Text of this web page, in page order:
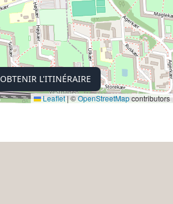
Leaflet |©OpenStreetMapcontributors
OBTENIR L'ITINÉRAIRE